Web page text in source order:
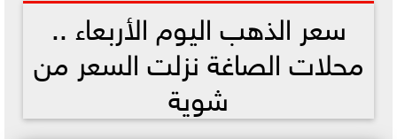
سعر الذهب اليوم الأربعاء ..
محلات الصاغة نزلت السعر من
شوية